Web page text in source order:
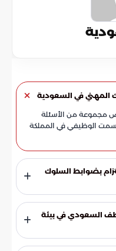
المهني في السعودية
مجموعة من الأسئلة
الوظيفي في المملكة
بضوابط السلوك
لتحقيق
المملكة 2030. تساهم هذه اللوائح في صقل
عبر ممارسات قائمة
السعودي في بيئة
الرسمي، والذي